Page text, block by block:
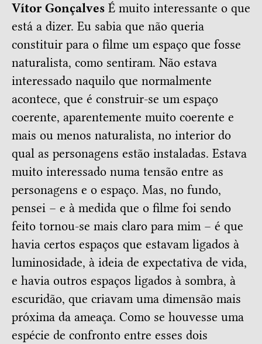
Vítor Gonçalves É muito interessante o que
está a dizer. Eu sabia que não queria
constituir para o filme um espaço que fosse
naturalista, como sentiram. Não estava
interessado naquilo que normalmente
acontece, que é construir-se um espaço
coerente, aparentemente muito coerente e
mais ou menos naturalista, no interior do
qual as personagens estão instaladas. Estava
muito interessado numa tensão entre as
personagens e o espaço. Mas, no fundo,
pensei – e à medida que o filme foi sendo
feito tornou-se mais claro para mim – é que
havia certos espaços que estavam ligados à
luminosidade, à ideia de expectativa de vida,
e havia outros espaços ligados à sombra, à
escuridão, que criavam uma dimensão mais
próxima da ameaça. Como se houvesse uma
espécie de confronto entre esses dois